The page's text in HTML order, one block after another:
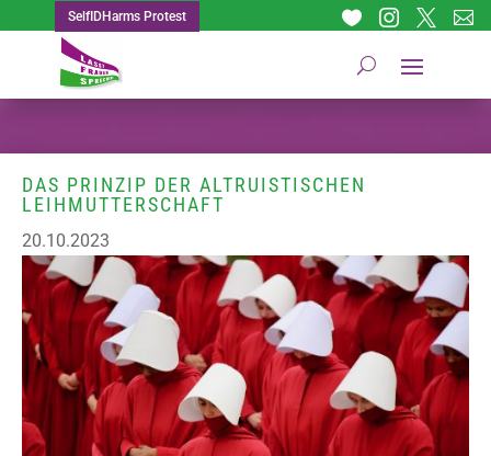
SelfIDHarms Protest 



DAS PRINZIP DER ALTRUISTISCHEN
LEIHMUTTERSCHAFT
20.10.2023